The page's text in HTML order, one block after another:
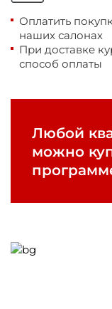
Оплатить
наших салонах
При доставке
способ оплаты
Любой
можно